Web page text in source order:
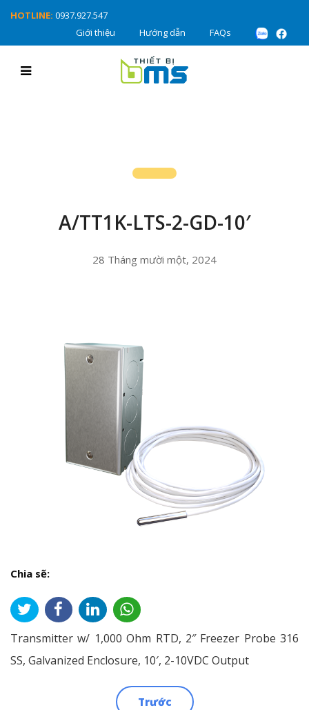
HOTLINE: 0937.927.547
Giới thiệu
Hướng dẫn FAQs
A/TT1K-LTS-2-GD-10′
28 Tháng mười một, 2024
Chia sẽ:
Transmitter w/ 1,000 Ohm RTD, 2″ Freezer Probe 316
SS, Galvanized Enclosure, 10′, 2-10VDC Output
Trước